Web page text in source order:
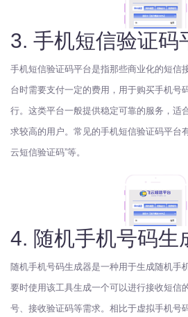
3. 手机短信验证码
手机短信验证码平台是指那些商业化的短信
台时需要支付一定的费用，用于购买手机号
行。这类平台一般提供稳定可靠的服务，适
求较高的用户。常见的手机短信验证码平台
云短信验证码”等。
4. 随机手机号码生
随机手机号码生成器是一种用于生成随机手
要时使用该工具生成一个可以进行接收短信
号、接收验证码等需求。相比于虚拟手机号